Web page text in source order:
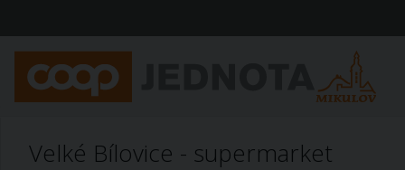
Velké Bílovice - supermarket